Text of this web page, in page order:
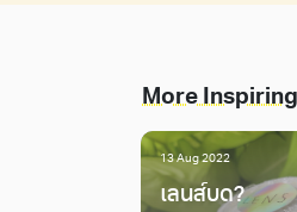
More
13 Aug 2022
เลนส์บด?